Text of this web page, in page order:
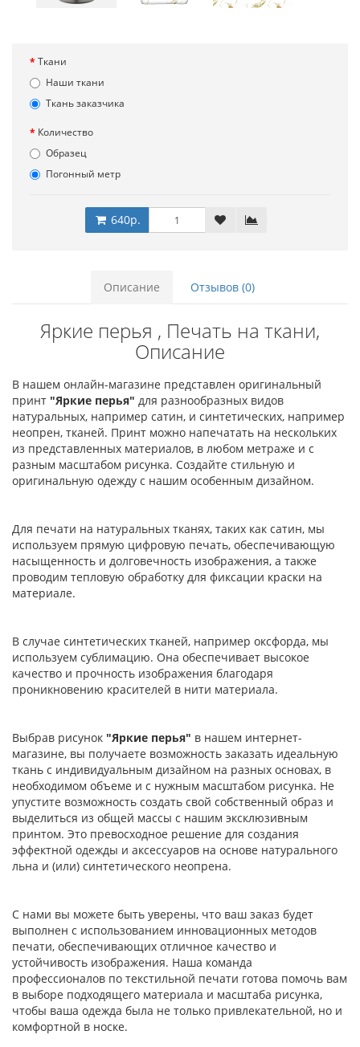
Ткани
Наши ткани
Ткань заказчика
Количество
Образец
Погонный метр
640р.
Описание Отзывов (0)
Яркие перья , Печать на ткани,
Описание
В нашем онлайн-магазине представлен оригинальный
принт "Яркие перья" для разнообразных видов
натуральных, например сатин, и синтетических, например
неопрен, тканей. Принт можно напечатать на нескольких
из представленных материалов, в любом метраже и с
разным масштабом рисунка. Создайте стильную и
оригинальную одежду с нашим особенным дизайном.
Для печати на натуральных тканях, таких как сатин, мы
используем прямую цифровую печать, обеспечивающую
насыщенность и долговечность изображения, а также
проводим тепловую обработку для фиксации краски на
материале.
В случае синтетических тканей, например оксфорда, мы
используем сублимацию. Она обеспечивает высокое
качество и прочность изображения благодаря
проникновению красителей в нити материала.
Выбрав рисунок "Яркие перья" в нашем интернет-
магазине, вы получаете возможность заказать идеальную
ткань с индивидуальным дизайном на разных основах, в
необходимом объеме и с нужным масштабом рисунка. Не
упустите возможность создать свой собственный образ и
выделиться из общей массы с нашим эксклюзивным
принтом. Это превосходное решение для создания
эффектной одежды и аксессуаров на основе натурального
льна и (или) синтетического неопрена.
С нами вы можете быть уверены, что ваш заказ будет
выполнен с использованием инновационных методов
печати, обеспечивающих отличное качество и
устойчивость изображения. Наша команда
профессионалов по текстильной печати готова помочь вам
в выборе подходящего материала и масштаба рисунка,
чтобы ваша одежда была не только привлекательной, но и
комфортной в носке.